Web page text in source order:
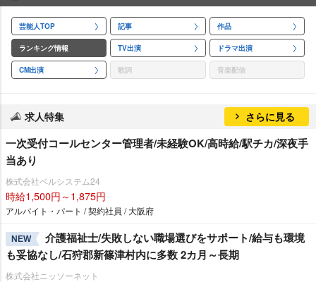
芸能人TOP 記事 作品
ランキング情報 TV出演 ドラマ出演
CM出演 歌詞 音楽配信
求人特集 さらに見る
一次受付コールセンター管理者/未経験OK/高時給/駅チカ/深夜手
当あり
株式会社ベルシステム24
時給1,500円～1,875円
アルバイト・パート / 契約社員 / 大阪府
NEW
介護福祉士/失敗しない職場選びをサポート/給与も環境
も妥協なし/石狩郡新篠津村内に多数 2カ月～長期
株式会社ニッソーネット